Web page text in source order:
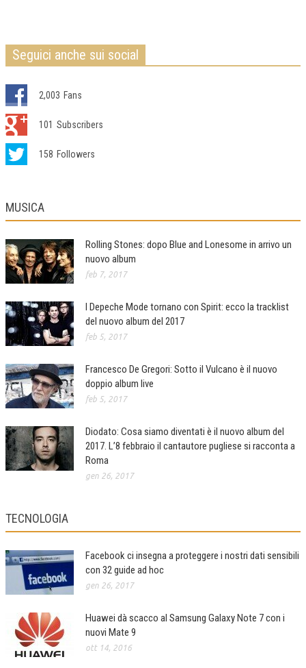
Seguici anche sui social
2,003 Fans
101 Subscribers
158 Followers
MUSICA
Rolling Stones: dopo Blue and Lonesome in arrivo un
nuovo album
feb 7, 2017
I Depeche Mode tornano con Spirit: ecco la tracklist
del nuovo album del 2017
feb 5, 2017
Francesco De Gregori: Sotto il Vulcano è il nuovo
doppio album live
feb 5, 2017
Diodato: Cosa siamo diventati è il nuovo album del
2017. L’8 febbraio il cantautore pugliese si racconta a
Roma
gen 26, 2017
TECNOLOGIA
Facebook ci insegna a proteggere i nostri dati sensibili
con 32 guide ad hoc
gen 26, 2017
Huawei dà scacco al Samsung Galaxy Note 7 con i
nuovi Mate 9
ott 14, 2016